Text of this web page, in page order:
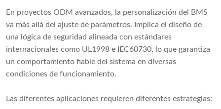
En proyectos ODM avanzados, la personalización del BMS
va más allá del ajuste de parámetros. Implica el diseño de
una lógica de seguridad alineada con estándares
internacionales como UL1998 e IEC60730, lo que garantiza
un comportamiento fiable del sistema en diversas
condiciones de funcionamiento.
Las diferentes aplicaciones requieren diferentes estrategias: